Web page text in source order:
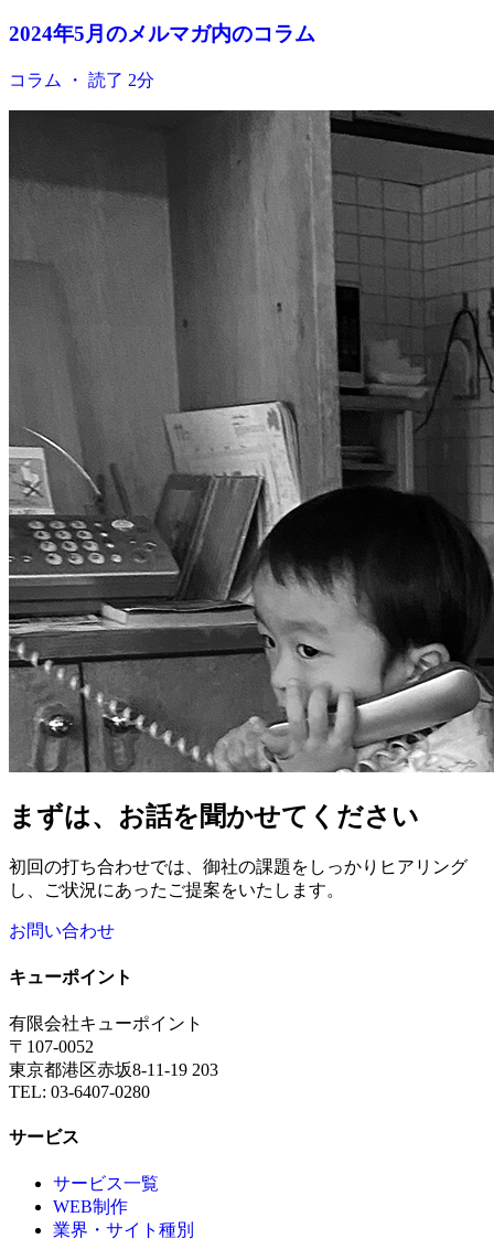
2024年5月のメルマガ内のコラム
コラム ・ 読了 2分
まずは、お話を聞かせてください
初回の打ち合わせでは、御社の課題をしっかりヒアリング
し、ご状況にあったご提案をいたします。
お問い合わせ
キューポイント
有限会社キューポイント
〒107-0052
東京都港区赤坂8-11-19 203
TEL: 03-6407-0280
サービス
サービス一覧
WEB制作
業界・サイト種別